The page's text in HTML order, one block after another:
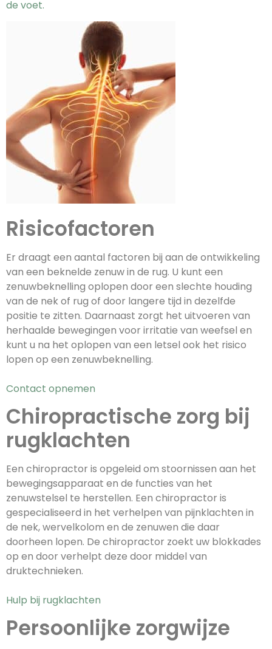
de voet.
Risicofactoren
Er draagt een aantal factoren bij aan de ontwikkeling
van een beknelde zenuw in de rug. U kunt een
zenuwbeknelling oplopen door een slechte houding
van de nek of rug of door langere tijd in dezelfde
positie te zitten. Daarnaast zorgt het uitvoeren van
herhaalde bewegingen voor irritatie van weefsel en
kunt u na het oplopen van een letsel ook het risico
lopen op een zenuwbeknelling.
Contact opnemen
Chiropractische zorg bij
rugklachten
Een chiropractor is opgeleid om stoornissen aan het
bewegingsapparaat en de functies van het
zenuwstelsel te herstellen. Een chiropractor is
gespecialiseerd in het verhelpen van pijnklachten in
de nek, wervelkolom en de zenuwen die daar
doorheen lopen. De chiropractor zoekt uw blokkades
op en door verhelpt deze door middel van
druktechnieken.
Hulp bij rugklachten
Persoonlijke zorgwijze